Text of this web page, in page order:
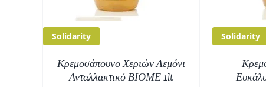
Solidarity
Κρεμοσάπουνο Χεριών Λεμόνι
Ανταλλακτικό ΒΙΟΜΕ 1lt
Solidarity